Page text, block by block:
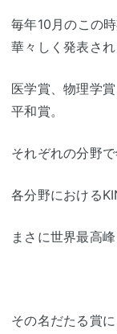
毎年10月のこの時
華々しく発表され
医学賞、物理学
平和賞。
それぞれの分野
各分野における
まさに世界最高
その名だたる賞